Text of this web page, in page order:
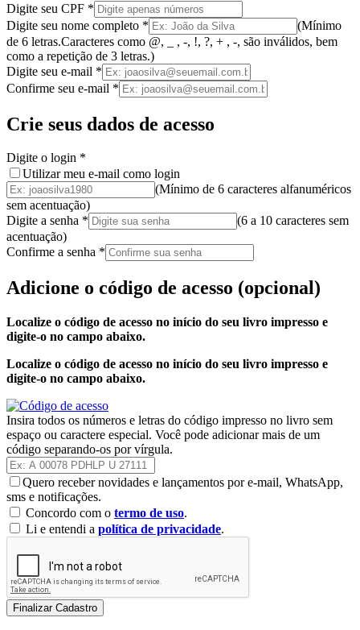
Digite seu CPF *
Digite seu nome completo * (Mínimo
de 6 letras.Caracteres como @, _ , -, !, ?, + , -, são inválidos, bem
como a repetição de 3 letras.)
Digite seu e-mail *
Confirme seu e-mail *
Crie seus dados de acesso
Digite o login *
Utilizar meu e-mail como login
(Mínimo de 6 caracteres alfanuméricos
sem acentuação)
Digite a senha * (6 a 10 caracteres sem
acentuação)
Confirme a senha *
Adicione o código de acesso (opcional)
Localize o código de acesso no início do seu livro impresso e
digite-o no campo abaixo.
Localize o código de acesso no início do seu livro impresso e
digite-o no campo abaixo.
Insira todos os números e letras do código impresso no livro sem
espaço ou caractere especial. Você pode adicionar mais de um
código separando-os por vírgula.
Quero receber novidades e lançamentos por e-mail, WhatsApp,
sms e notificações.
Concordo com o termo de uso.
Li e entendi a política de privacidade.